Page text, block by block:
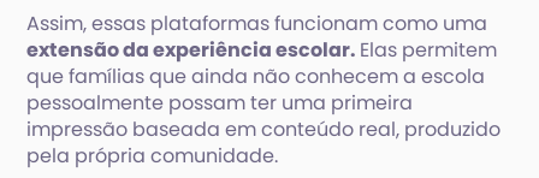
Assim, essas plataformas funcionam como uma
extensão da experiência escolar. Elas permitem
que famílias que ainda não conhecem a escola
pessoalmente possam ter uma primeira
impressão baseada em conteúdo real, produzido
pela própria comunidade.